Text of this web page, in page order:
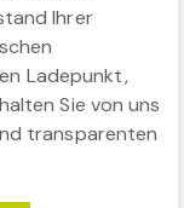
Ihrer
Ladepunkt,
Sie von uns
transparenten